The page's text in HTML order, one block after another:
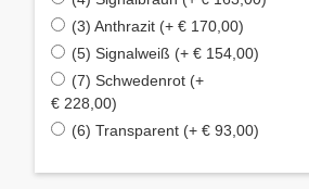
(3) Anthrazit (+ € 170,00)
(5) Signalweiß (+ € 154,00)
(7) Schwedenrot (+
€ 228,00)
(6) Transparent (+ € 93,00)